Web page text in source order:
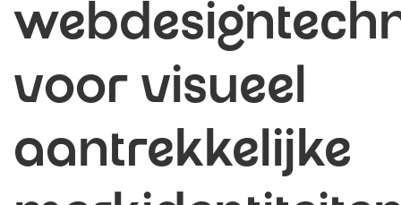
voor visueel
aantrekkelijke